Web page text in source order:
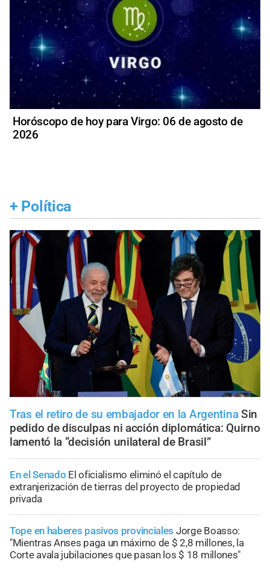
Horóscopo de hoy para Virgo: 06 de agosto de
2026
+ Política
Tras el retiro de su embajador en la Argentina Sin
pedido de disculpas ni acción diplomática: Quirno
lamentó la “decisión unilateral de Brasil”
En el Senado El oficialismo eliminó el capítulo de
extranjerización de tierras del proyecto de propiedad
privada
Tope en haberes pasivos provinciales Jorge Boasso:
"Mientras Anses paga un máximo de $ 2,8 millones, la
Corte avala jubilaciones que pasan los $ 18 millones"